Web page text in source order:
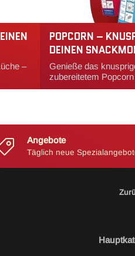
–
POPCORN –
DEINEN
Genieße das
zubereitetem Popcorn
Angebote
Täglich neue